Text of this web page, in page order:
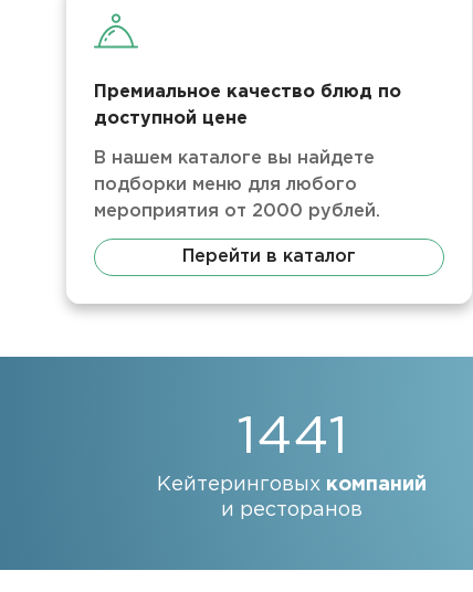
Премиальное качество блюд по
доступной цене
В нашем каталоге вы найдете
подборки меню для любого
мероприятия от 2000 рублей.
Перейти в каталог
1441
Кейтеринговых компаний
и ресторанов